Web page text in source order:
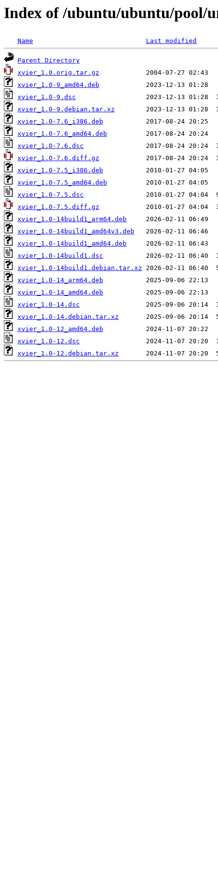
Index of /ubuntu/ubuntu/pool/
Name Last modified
Parent Directory
xvier_1.0.orig.tar.gz
xvier_1.0-9_amd64.deb
xvier_1.0-9.dsc
xvier_1.0-9.debian.tar.xz
xvier_1.0-7.6_i386.deb
xvier_1.0-7.6_amd64.deb
xvier_1.0-7.6.dsc
xvier_1.0-7.6.diff.gz
xvier_1.0-7.5_i386.deb
xvier_1.0-7.5_amd64.deb
xvier_1.0-7.5.dsc
xvier_1.0-7.5.diff.gz
xvier_1.0-14build1_arm64.deb
xvier_1.0-14build1_amd64v3.deb
xvier_1.0-14build1_amd64.deb
xvier_1.0-14build1.dsc
xvier_1.0-14build1.debian.tar.xz
xvier_1.0-14_arm64.deb
xvier_1.0-14_amd64.deb
xvier_1.0-14.dsc
xvier_1.0-14.debian.tar.xz
xvier_1.0-12_amd64.deb
xvier_1.0-12.dsc
xvier_1.0-12.debian.tar.xz